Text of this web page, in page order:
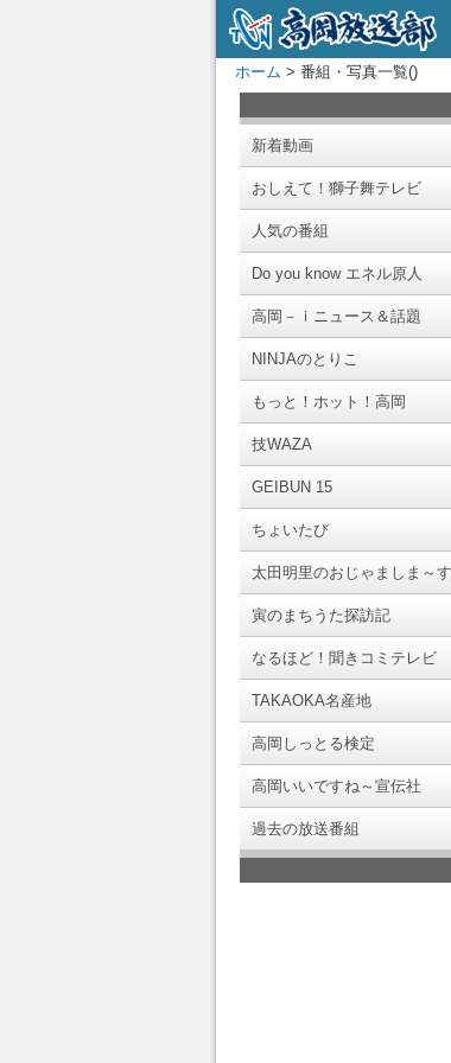
ホーム > 番組・写真一覧()
新着動画
おしえて！獅子舞テレビ
人気の番組
Do you know エネル原人
高岡－ｉニュース＆話題
NINJAのとりこ
もっと！ホット！高岡
技WAZA
GEIBUN 15
ちょいたび
太田明里のおじゃましま～す
寅のまちうた探訪記
なるほど！聞きコミテレビ
TAKAOKA名産地
高岡しっとる検定
高岡いいですね～宣伝社
過去の放送番組